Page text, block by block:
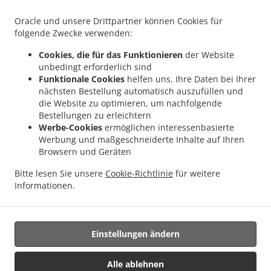
Oracle und unsere Drittpartner können Cookies für
folgende Zwecke verwenden:
Cookies, die für das Funktionieren der Website
unbedingt erforderlich sind
Funktionale Cookies helfen uns, Ihre Daten bei Ihrer
nächsten Bestellung automatisch auszufüllen und
die Website zu optimieren, um nachfolgende
Bestellungen zu erleichtern
Werbe-Cookies ermöglichen interessenbasierte
Werbung und maßgeschneiderte Inhalte auf Ihren
Browsern und Geräten
Bitte lesen Sie unsere Cookie-Richtlinie für weitere
Informationen.
Alle ablehnen
Einstellungen ändern
Essen Lieferservice Reckange-sur-Mess Limpach
. Portugais Essen Lieferservice
Portugais Essen Lieferservice Mondercange Limpach . Portugais Essen Lieferservice
Mondercange Ehlerange
. Portugais Essen Lieferservice Mondercange
Essen Lieferservice Esch an der Alzette Belval
.
Portugais Essen Lieferservice Esch an
der Alzette
. Portugais Essen Lieferservice Messancy . Portugais Essen Lieferservice
Dippach Schouweiler
. Portugais Essen Lieferservice Dippach Schuller
Essen Lieferservice Dippach . Portugais Essen Lieferservice Clemency .
Essen Lieferservice Herserange . Portugais Essen Lieferservice Longlaville .
Portugais Essen Lieferservice Bettange-sur-Mess
. Portugais Essen Lieferservice
.
Meeresfrüchte Lieferservice. Essen zum mitnehmen und zum Liefern
Unterstützt von:
Letz2Go S.A.R.L.-s| info@letz2go.com | +34661617059